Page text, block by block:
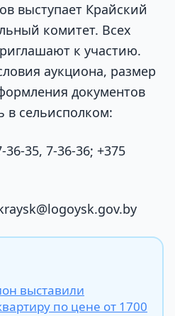
выступает Крайский
комитет. Всех
к участию.
аукциона, размер
документов
сельисполком:
35, 7-36-36; +375
выставили
по цене от 1700